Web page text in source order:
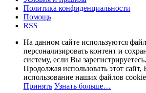
Политика конфиденциальности
Помощь
RSS
На данном сайте используются
персонализировать контент и
систему, если Вы зарегистрируетесь.
Продолжая использовать этот сайт,
использование наших файлов
Принять Узнать больше…